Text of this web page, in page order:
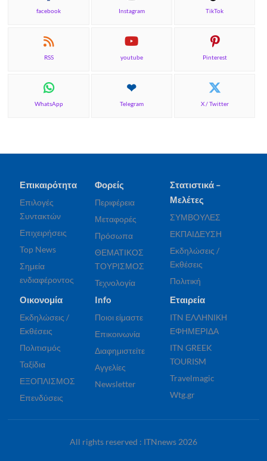
facebook Instagram TikTok
RSS youtube Pinterest
WhatsApp Telegram X / Twitter
Επικαιρότητα
Επιλογές
Συντακτών
Επιχειρήσεις
Top News
Σημεία
ενδιαφέροντος
Φορείς
Περιφέρεια
Μεταφορές
Πρόσωπα
ΘΕΜΑΤΙΚΟΣ
ΤΟΥΡΙΣΜΟΣ
Τεχνολογία
Στατιστικά –
Μελέτες
ΣΥΜΒΟΥΛΕΣ
ΕΚΠΑΙΔΕΥΣΗ
Εκδηλώσεις /
Εκθέσεις
Πολιτική
Οικονομία
Εκδηλώσεις /
Εκθέσεις
Πολιτισμός
Ταξίδια
ΕΞΟΠΛΙΣΜΟΣ
Επενδύσεις
Info
Ποιοι είμαστε
Επικοινωνία
Διαφημιστείτε
Αγγελίες
Newsletter
Εταιρεία
ITN ΕΛΛΗΝΙΚΗ
ΕΦΗΜΕΡΙΔΑ
ITN GREEK
TOURISM
Travelmagic
Wtg.gr
All rights reserved : ITNnews 2026